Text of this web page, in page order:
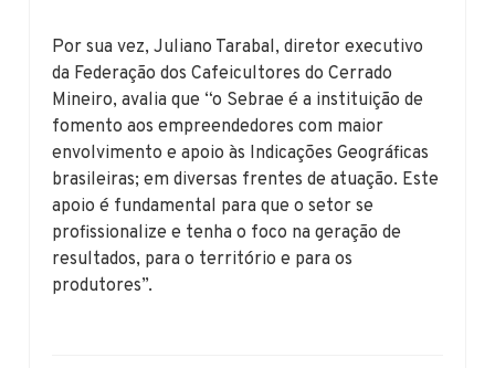
Por sua vez, Juliano Tarabal, diretor executivo
da Federação dos Cafeicultores do Cerrado
Mineiro, avalia que “o Sebrae é a instituição de
fomento aos empreendedores com maior
envolvimento e apoio às Indicações Geográficas
brasileiras; em diversas frentes de atuação. Este
apoio é fundamental para que o setor se
profissionalize e tenha o foco na geração de
resultados, para o território e para os
produtores”.